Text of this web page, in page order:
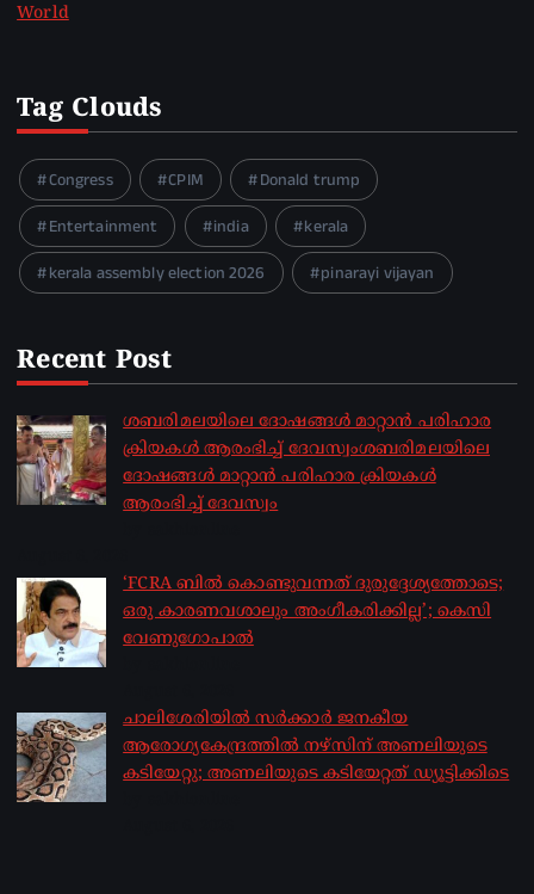
World
Tag Clouds
Congress CPIM
Donald trump
Entertainment
india
kerala
kerala assembly election 2026
pinarayi vijayan
Recent Post
ശബരിമലയിലെ ദോഷങ്ങൾ മാറ്റാൻ പരിഹാര
ക്രിയകൾ ആരംഭിച്ച് ദേവസ്വംശബരിമലയിലെ
ദോഷങ്ങൾ മാറ്റാൻ പരിഹാര ക്രിയകൾ
ആരംഭിച്ച് ദേവസ്വം
‘FCRA ബിൽ കൊണ്ടുവന്നത് ദുരുദ്ദേശ്യത്തോടെ;
ഒരു കാരണവശാലും അം​ഗീകരിക്കില്ല’; കെസി
വേണു​ഗോപാൽ
ചാലിശേരിയില്‍ സര്‍ക്കാര്‍ ജനകീയ
ആരോഗ്യകേന്ദ്രത്തില്‍ നഴ്സിന് അണലിയുടെ
കടിയേറ്റു; അണലിയുടെ കടിയേറ്റത് ഡ്യൂട്ടിക്കിടെ